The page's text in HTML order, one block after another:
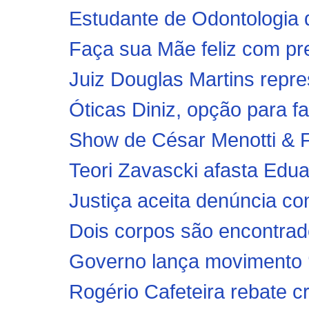
Estudante de
Faça sua Mãe feliz com
Juiz Douglas Martins
Óticas Diniz, opção para
Show de César Menotti &
Teori Zavascki afasta
Justiça aceita denúncia
Dois corpos são
Governo lança movimento
Rogério Cafeteira rebate